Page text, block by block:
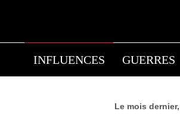
INFLUENCES GUERRES
Le mois